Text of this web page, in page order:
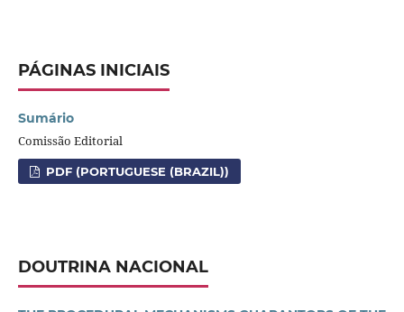
PÁGINAS INICIAIS
Sumário
Comissão Editorial
PDF (PORTUGUESE (BRAZIL))
DOUTRINA NACIONAL